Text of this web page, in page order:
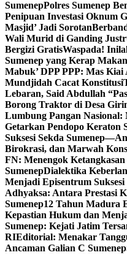
SumenepPolres Sumenep
Penipuan Investasi Oknum
Masjid’ Jadi Sorotan
Wali Murid di Ganding
Bergizi GratisWaspada!
Sumenep yang Kerap
Mabuk’ DPP PPP: Mas
Mundjidah Cacat Konstitusi
Lebaran, Said Abdullah
Borong Traktor di Desa
Lumbung Pangan
Getarkan Pendopo Keraton
Suksesi Sekda
Birokrasi, dan Marwah
FN: Menengok
SumenepDialektika
Menjadi Episentrum Suksesi
Adhyaksa: Antara Prestasi
Sumenep12 Tahun Madura
Kepastian Hukum dan
Sumenep: Kejati Jatim
RIEditorial: Menakar
Ancaman Galian C Sumenep